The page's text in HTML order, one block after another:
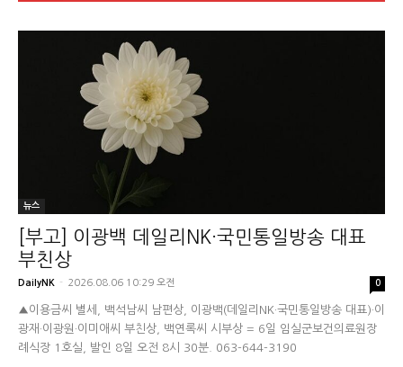
뉴스
[부고] 이광백 데일리NK·국민통일방송 대표
부친상
DailyNK - 2026.08.06 10:29 오전 0
▲이용금씨 별세, 백석남씨 남편상, 이광백(데일리NK·국민통일방송 대표)·이
광재·이광원·이미애씨 부친상, 백연록씨 시부상 = 6일 임실군보건의료원장
례식장 1호실, 발인 8일 오전 8시 30분. 063-644-3190